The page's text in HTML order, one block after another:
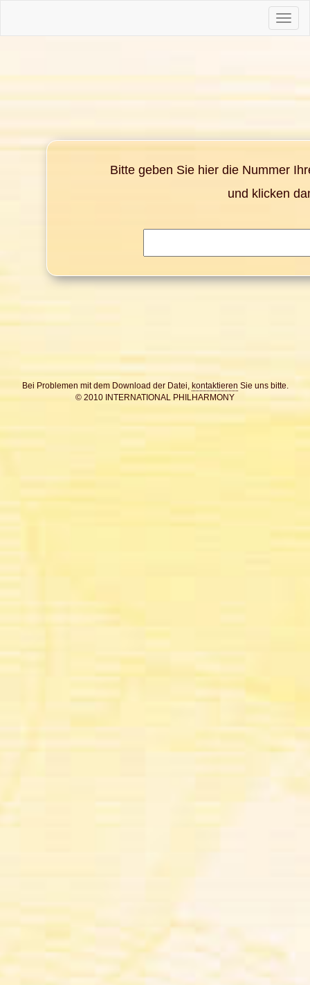
Toggle
Bitte geben Sie hier die Nummer
und klicken
Bei Problemen mit dem Download der Datei, kontaktieren Sie uns bitte.
© 2010 INTERNATIONAL PHILHARMONY